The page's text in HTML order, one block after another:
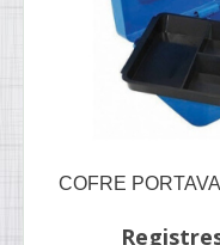
COFRE